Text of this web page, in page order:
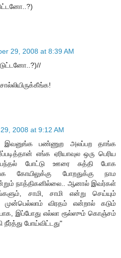
29, 2008 at 8:39 AM
2008 at 9:12 AM
இவனுங்க பண்ணுற அலப்பற தாங்க
எங்க ஏரியாவுல ஒரு பெரிய
போட்டு ஊரை சுத்தி போக
கோயிலுக்கு போறதுக்கு நாம
நாத்திகனில்லை.. ஆனால் இவர்கள்
சாமி, சாமி என்று செய்யும்
முன்பெல்லாம் விரதம் என்றால் கடும்
இப்போது எல்லா ரூல்ஸும் கொஞ்சம்
போய்விட்டது"